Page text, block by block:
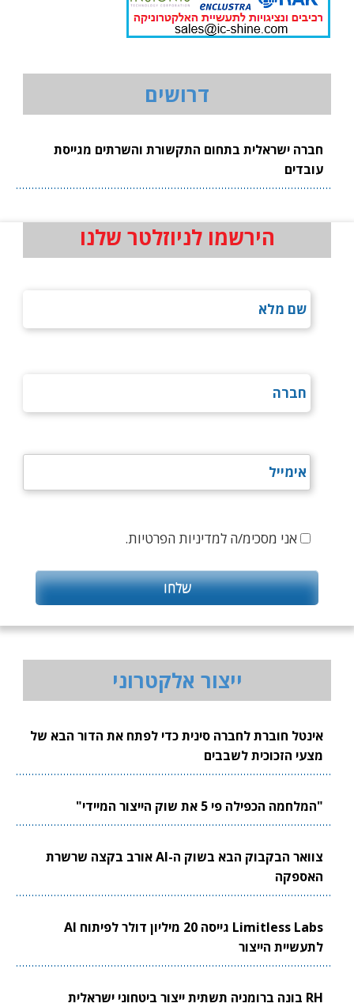
דרושים
חברה ישראלית בתחום התקשורת והשרתים מגייסת
עובדים
הירשמו לניוזלטר שלנו
אני מסכימ/ה למדיניות הפרטיות.
ייצור אלקטרוני
אינטל חוברת לחברה סינית כדי לפתח את הדור הבא של
מצעי הזכוכית לשבבים
"המלחמה הכפילה פי 5 את שוק הייצור המיידי"
צוואר הבקבוק הבא בשוק ה-AI אורב בקצה שרשרת
האספקה
Limitless Labs גייסה 20 מיליון דולר לפיתוח AI
לתעשיית הייצור
RH בונה ברומניה תשתית ייצור ביטחוני ישראלית